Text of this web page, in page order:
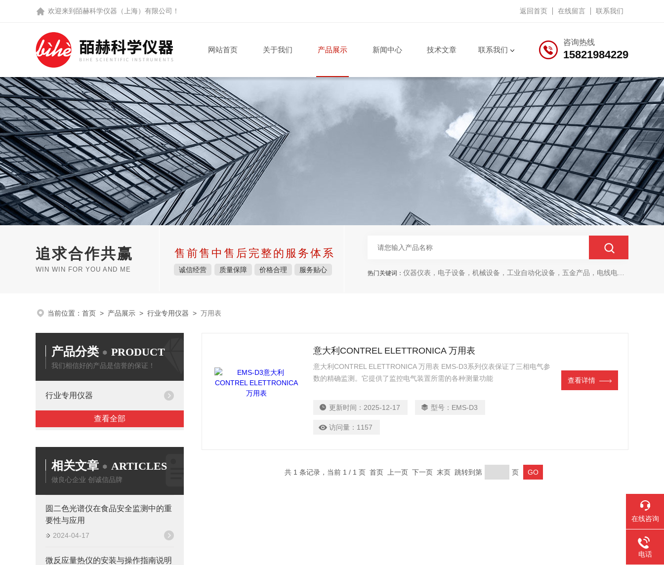
欢迎来到 皕赫科学仪器（上海）有限公司 ！ 返回首页 在线留言 联系我们
咨询热线
15821984229
网站首页 关于我们 产品展示 新闻中心 技术文章 联系我们
追求合作共赢
WIN WIN FOR YOU AND ME
售前售中售后完整的服务体系
诚信经营 质量保障 价格合理 服务贴心 热门关键词： 仪器仪表，电子设备，机械设备，工业自动化设备，五金产品，电线电缆，金属材料，电子
当前位置： 首页 > 产品展示 > 行业专用仪器 > 万用表
产品分类 PRODUCT
我们相信好的产品是信誉的保证！
行业专用仪器
查看全部
相关文章 ARTICLES
做良心企业 创诚信品牌
圆二色光谱仪在食品安全监测中的重
要性与应用
2024-04-17
微反应量热仪的安装与操作指南说明
意大利CONTREL ELETTRONICA 万用表
意大利CONTREL ELETTRONICA 万用表 EMS-D3系列仪表保证了三相电气参
数的精确监测。它提供了监控电气装置所需的各种测量功能
更新时间： 2025-12-17 型号： EMS-D3
访问量： 1157
查看详情
共 1 条记录，当前 1 / 1 页 首页 上一页 下一页 末页 跳转到第 页
在线咨询
电话